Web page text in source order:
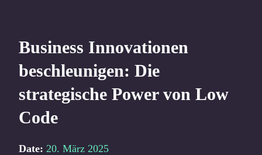
springenBusiness Innovationen
beschleunigen: Die
strategische Power von Low
Code
Date: 20. März 2025